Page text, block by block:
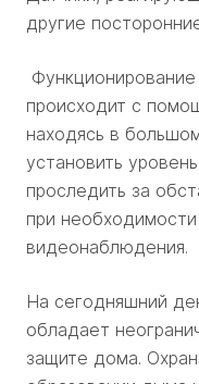
другие
происходит с
находясь в
установить
проследить за
при
видеонаблюдения.
На сегодняшний
обладает
защите дома.